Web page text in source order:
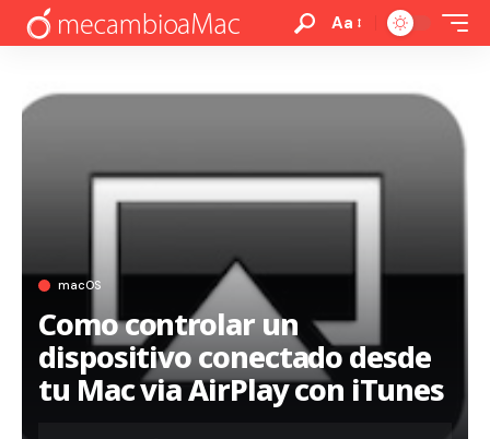
Aa
macOS
Como controlar un
dispositivo conectado desde
tu Mac via AirPlay con iTunes